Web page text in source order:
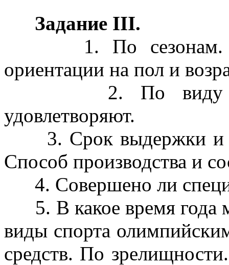
Задание III.
1. По сезонам. По
ориентации на пол и
2. По виду
удовлетворяют.
3. Срок выдержки и
Способ производства и
4. Совершено ли
5. В какое время года
виды спорта
средств. По